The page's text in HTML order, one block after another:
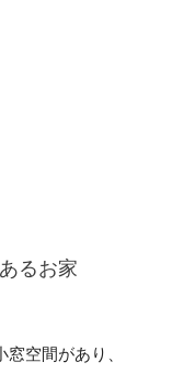
空間があり、